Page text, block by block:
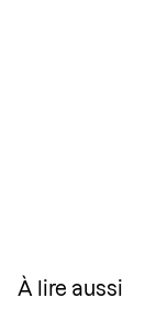
À lire aussi